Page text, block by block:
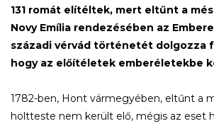
131 romát elítéltek, mert eltűnt a
Novy Emília rendezésében az
századi vérvád történetét dolgozza
hogy az előítéletek emberéletekbe
1782-ben, Hont vármegyében, eltűnt a
holtteste nem került elő, mégis az eset